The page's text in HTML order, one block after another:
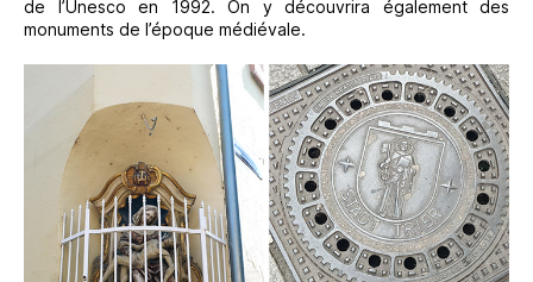
de l’Unesco en 1992. On y découvrira également des
monuments de l’époque médiévale.